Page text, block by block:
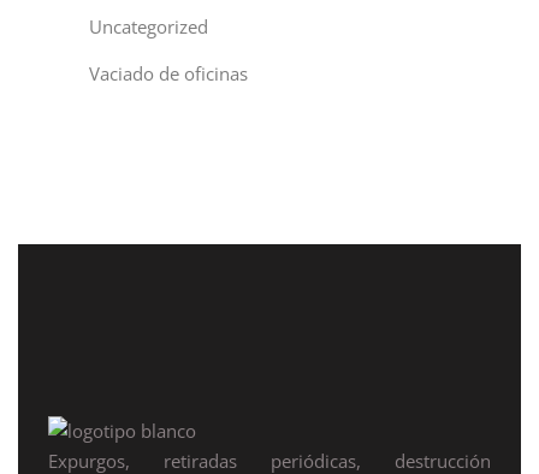
Uncategorized
Vaciado de oficinas
Expurgos, retiradas periódicas, destrucción